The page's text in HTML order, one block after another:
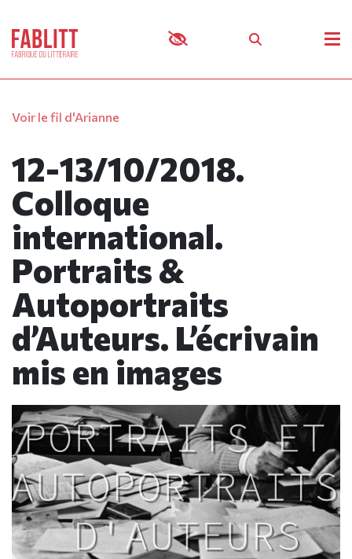
Voir le fil d'Arianne
12-13/10/2018.
Colloque
international.
Portraits &
Autoportraits
d’Auteurs. L’écrivain
mis en images